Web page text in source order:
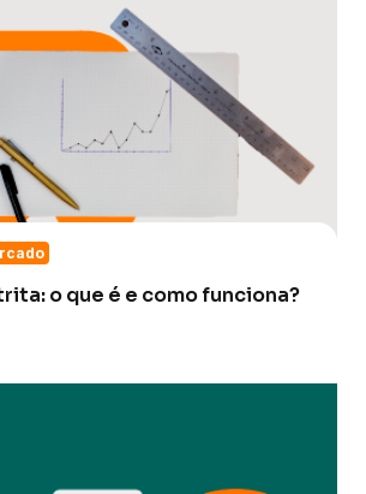
o que é e como funciona?